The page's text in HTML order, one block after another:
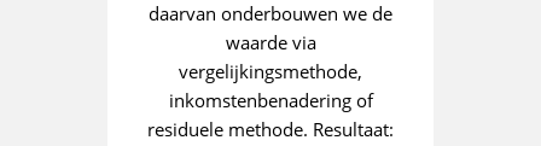
daarvan onderbouwen we de
waarde via
vergelijkingsmethode,
inkomstenbenadering of
residuele methode. Resultaat: